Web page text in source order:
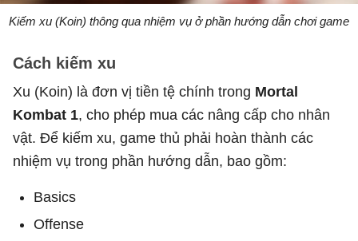
Kiếm xu (Koin) thông qua nhiệm vụ ở phần hướng dẫn chơi game
Cách kiếm xu
Xu (Koin) là đơn vị tiền tệ chính trong Mortal
Kombat 1, cho phép mua các nâng cấp cho nhân
vật. Để kiếm xu, game thủ phải hoàn thành các
nhiệm vụ trong phần hướng dẫn, bao gồm:
Basics
Offense